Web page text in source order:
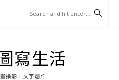
寫生活
攝影｜文字創作